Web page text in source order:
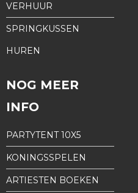
VERHUUR
SPRINGKUSSEN
HUREN
NOG MEER
INFO
PARTYTENT 10X5
KONINGSSPELEN
ARTIESTEN BOEKEN